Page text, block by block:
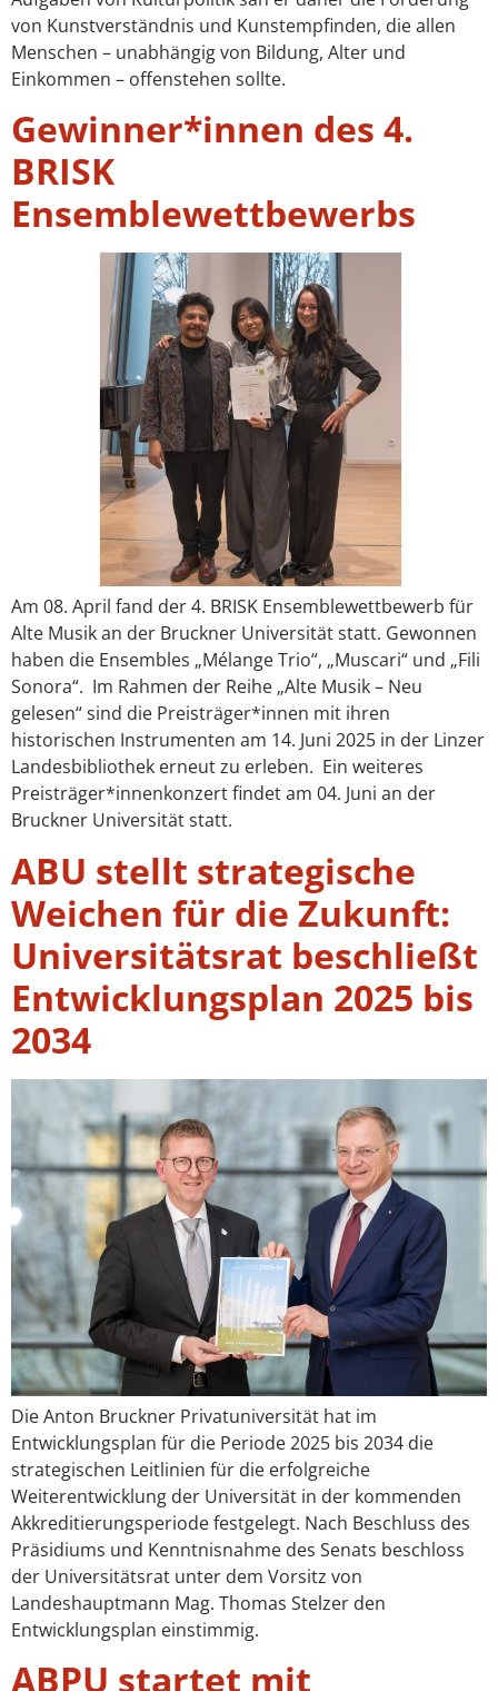
von Kunstverständnis und Kunstempfinden, die allen
Menschen – unabhängig von Bildung, Alter und
Einkommen – offenstehen sollte.
Gewinner*innen des 4.
BRISK
Ensemblewettbewerbs
Am 08. April fand der 4. BRISK Ensemblewettbewerb für
Alte Musik an der Bruckner Universität statt. Gewonnen
haben die Ensembles „Mélange Trio“, „Muscari“ und „Fili
Sonora“. Im Rahmen der Reihe „Alte Musik – Neu
gelesen“ sind die Preisträger*innen mit ihren
historischen Instrumenten am 14. Juni 2025 in der Linzer
Landesbibliothek erneut zu erleben. Ein weiteres
Preisträger*innenkonzert findet am 04. Juni an der
Bruckner Universität statt.
ABU stellt strategische
Weichen für die Zukunft:
Universitätsrat beschließt
Entwicklungsplan 2025 bis
2034
Die Anton Bruckner Privatuniversität hat im
Entwicklungsplan für die Periode 2025 bis 2034 die
strategischen Leitlinien für die erfolgreiche
Weiterentwicklung der Universität in der kommenden
Akkreditierungsperiode festgelegt. Nach Beschluss des
Präsidiums und Kenntnisnahme des Senats beschloss
der Universitätsrat unter dem Vorsitz von
Landeshauptmann Mag. Thomas Stelzer den
Entwicklungsplan einstimmig.
ABPU startet mit